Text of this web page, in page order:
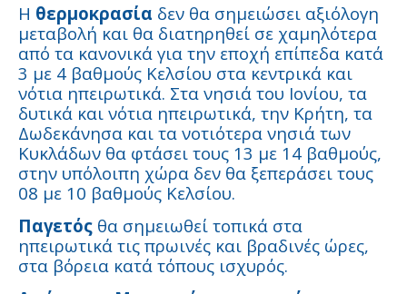
Η θερμοκρασία δεν θα σημειώσει αξιόλογη
μεταβολή και θα διατηρηθεί σε χαμηλότερα
από τα κανονικά για την εποχή επίπεδα κατά
3 με 4 βαθμούς Κελσίου στα κεντρικά και
νότια ηπειρωτικά. Στα νησιά του Ιονίου, τα
δυτικά και νότια ηπειρωτικά, την Κρήτη, τα
Δωδεκάνησα και τα νοτιότερα νησιά των
Κυκλάδων θα φτάσει τους 13 με 14 βαθμούς,
στην υπόλοιπη χώρα δεν θα ξεπεράσει τους
08 με 10 βαθμούς Κελσίου.
Παγετός θα σημειωθεί τοπικά στα
ηπειρωτικά τις πρωινές και βραδινές ώρες,
στα βόρεια κατά τόπους ισχυρός.